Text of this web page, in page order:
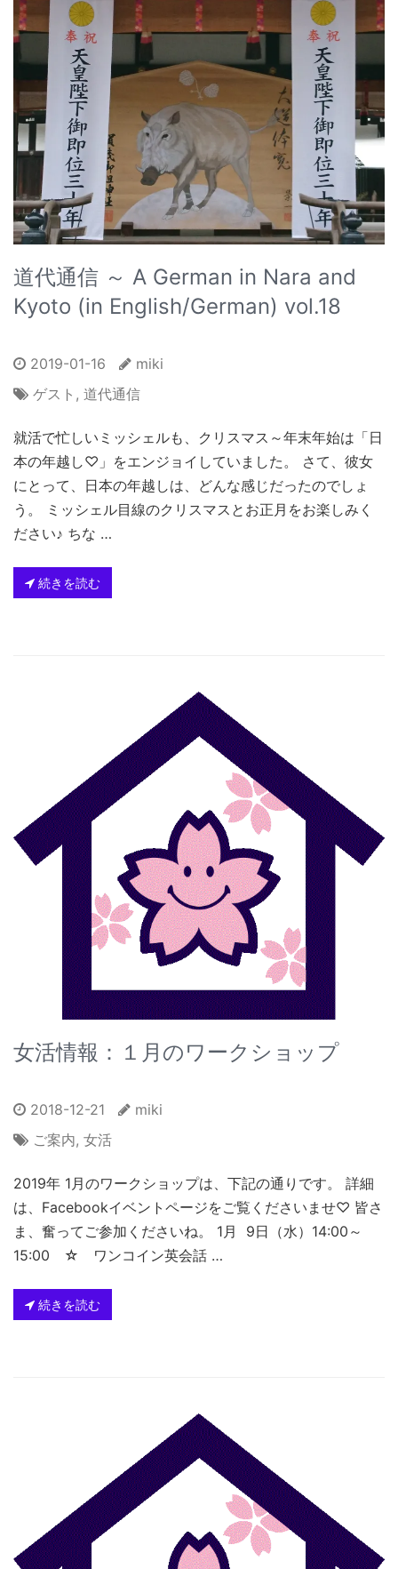
道代通信 ～ A German in Nara and
Kyoto (in English/German) vol.18
2019-01-16
miki
ゲスト , 道代通信
就活で忙しいミッシェルも、クリスマス～年末年始は「日
本の年越し♡」をエンジョイしていました。 さて、彼女
にとって、日本の年越しは、どんな感じだったのでしょ
う。 ミッシェル目線のクリスマスとお正月をお楽しみく
ださい♪ ちな …
続きを読む
女活情報：１月のワークショップ
2018-12-21
miki
ご案内, 女活
2019年 1月のワークショップは、下記の通りです。 詳細
は、Facebookイベントページをご覧くださいませ♡ 皆さ
ま、奮ってご参加くださいね。 1月 9日（水）14:00～
15:00 ☆ ワンコイン英会話 …
続きを読む